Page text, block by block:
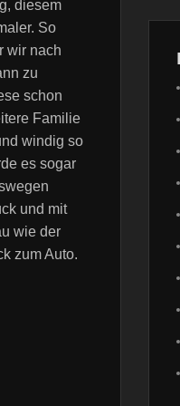
diesem
So
wir nach
zu
schon
Familie
windig so
es sogar
und mit
wie der
zum Auto.